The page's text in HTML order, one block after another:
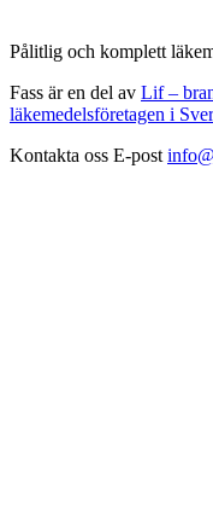
Pålitlig och komplett
Fass är en del av Lif –
läkemedelsföretagen i
Kontakta oss E-post